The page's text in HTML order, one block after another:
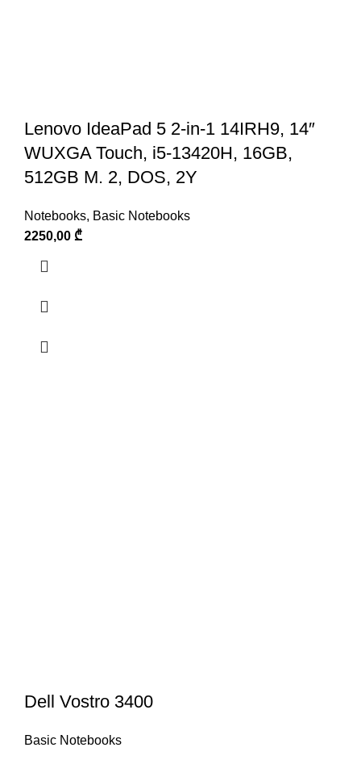
Lenovo IdeaPad 5 2-in-1 14IRH9, 14″
WUXGA Touch, i5-13420H, 16GB,
512GB M. 2, DOS, 2Y
Notebooks, Basic Notebooks
2250,00 ₾
Dell Vostro 3400
Basic Notebooks